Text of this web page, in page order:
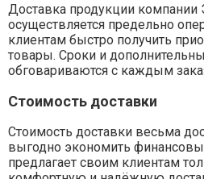
Доставка продукции
осуществляется предельно
клиентам быстро получить
товары. Сроки и
обговариваются с каждым
Стоимость доставки
Стоимость доставки весьма
выгодно экономить
предлагает своим клиентам